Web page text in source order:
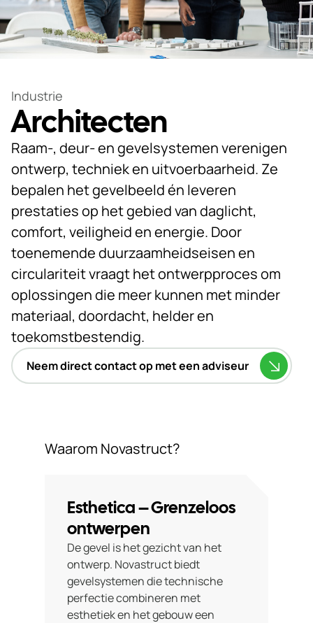
Duurzaamheid
Werken
Nieuws
&
Kennis
Particulieren
KlantPortaal
Contact
Industrie
Architecten
Raam-, deur- en gevelsystemen verenigen
ontwerp, techniek en uitvoerbaarheid. Ze
bepalen het gevelbeeld én leveren
prestaties op het gebied van daglicht,
comfort, veiligheid en energie. Door
toenemende duurzaamheidseisen en
circulariteit vraagt het ontwerpproces om
oplossingen die meer kunnen met minder
materiaal, doordacht, helder en
toekomstbestendig.
Neem direct contact op met een adviseur
Waarom Novastruct?
Esthetica – Grenzeloos
ontwerpen
De gevel is het gezicht van het
ontwerp. Novastruct biedt
gevelsystemen die technische
perfectie combineren met
esthetiek en het gebouw een